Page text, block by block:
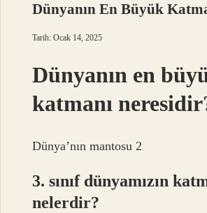
Dünyanın En Büyük
Tarih: Ocak 14, 2025
Dünyanın en
katmanı
Dünya’nın mantosu 2
3. sınıf dünyamızın
nelerdir?